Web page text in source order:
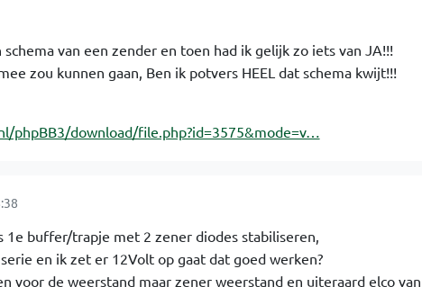
van een zender en toen had ik gelijk zo iets van JA!!!
zou kunnen gaan, Ben ik potvers HEEL dat schema kwijt!!!
phpBB3/download/file.php?id=3575&mode=v…
1e buffer/trapje met 2 zener diodes stabiliseren,
en ik zet er 12Volt op gaat dat goed werken?
voor de weerstand maar zener weerstand en uiteraard elco